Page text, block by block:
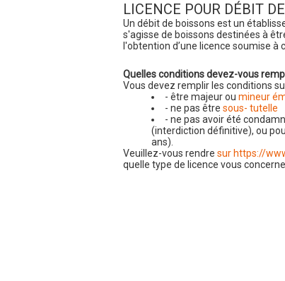
LICENCE POUR DÉBIT
Un débit de boissons est un
s'agisse de boissons destinées à
l'obtention d’une licence soumise à
Quelles conditions devez-vous
Vous devez remplir les conditions
- être majeur ou mineur
- ne pas être sous- tutelle
- ne pas avoir été
(interdiction définitive), ou
ans).
Veuillez-vous rendre sur https://
quelle type de licence vous